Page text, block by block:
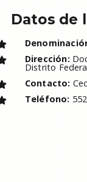
Datos de
Dirección:
Distrito
Contacto:
Teléfono: